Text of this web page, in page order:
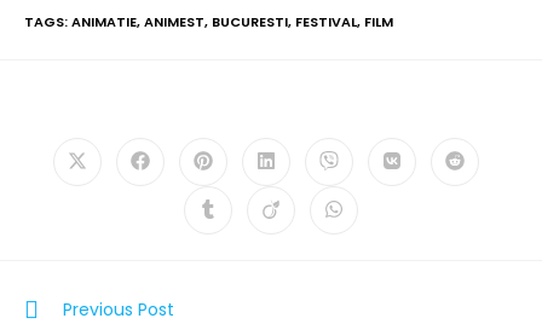
TAGS:ANIMATIE,ANIMEST, BUCURESTI, FESTIVAL, FILM
Previous Post